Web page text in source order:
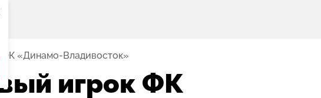
ФК «Динамо-Владивосток»
игрок ФК